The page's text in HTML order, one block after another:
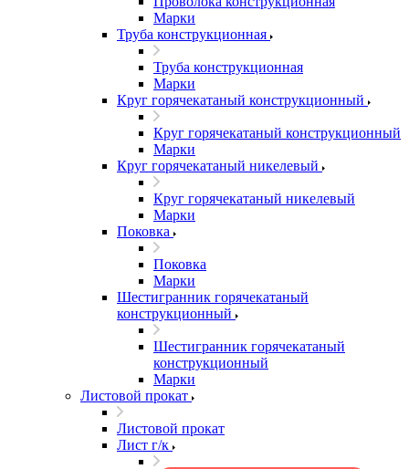
Марки
Труба конструкционная
Труба конструкционная
Марки
Круг горячекатаный конструкционный
Круг горячекатаный конструкционный
Марки
Круг горячекатаный никелевый
Круг горячекатаный никелевый
Марки
Поковка
Поковка
Марки
Шестигранник горячекатаный
конструкционный
Шестигранник горячекатаный
конструкционный
Марки
Листовой прокат
Листовой прокат
Лист г/к